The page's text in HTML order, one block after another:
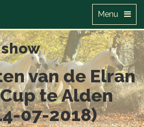
Menu
van de Elran
te Alden
07-2018)